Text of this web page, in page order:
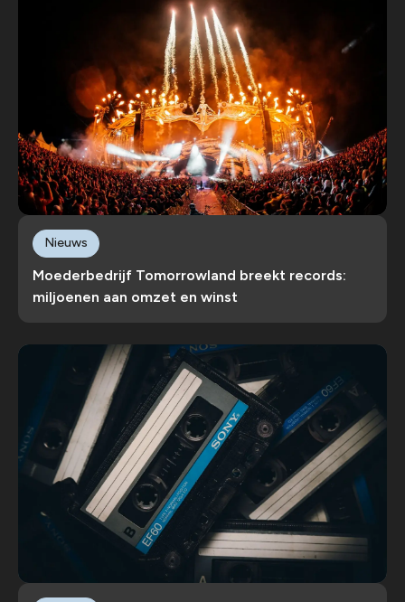
Moederbedrijf Tomorrowland breekt records:
miljoenen aan omzet en winst
Nieuws